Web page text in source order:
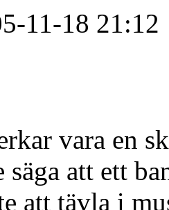
11-18 21:12
vara en
att ett
att tävla i